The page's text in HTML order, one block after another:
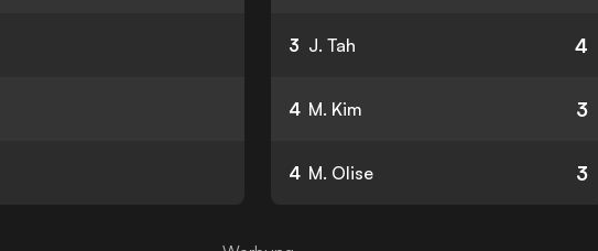
3 J. Tah 4
4 M. Kim 3
4 M. Olise 3